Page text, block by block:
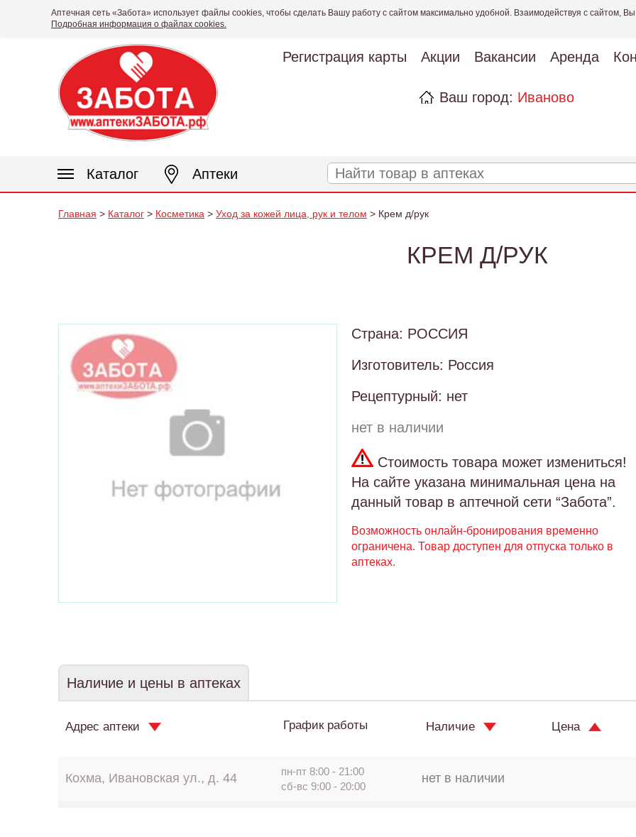
Аптечная сеть «Забота» использует файлы cookies, чтобы сделать Вашу работу с сайтом максимально удобной. Взаимодействуя с сайтом,
Подробная информация о файлах cookies.
Регистрация карты Акции Вакансии Аренда
Ваш город: Иваново
Каталог Аптеки
Главная > Каталог > Косметика > Уход за кожей лица, рук и телом > Крем д/рук
КРЕМ Д/РУК
Страна: РОССИЯ
Изготовитель: Россия
Рецептурный: нет
нет в наличии
Стоимость товара может измениться!
На сайте указана минимальная цена на
данный товар в аптечной сети “Забота”.
Возможность онлайн-бронирования временно
ограничена. Товар доступен для отпуска только в
аптеках.
Наличие и цены в аптеках
Адрес аптеки График работы Наличие Цена
Кохма, Ивановская ул., д. 44
пн-пт 8:00 - 21:00
сб-вс 9:00 - 20:00
нет в наличии